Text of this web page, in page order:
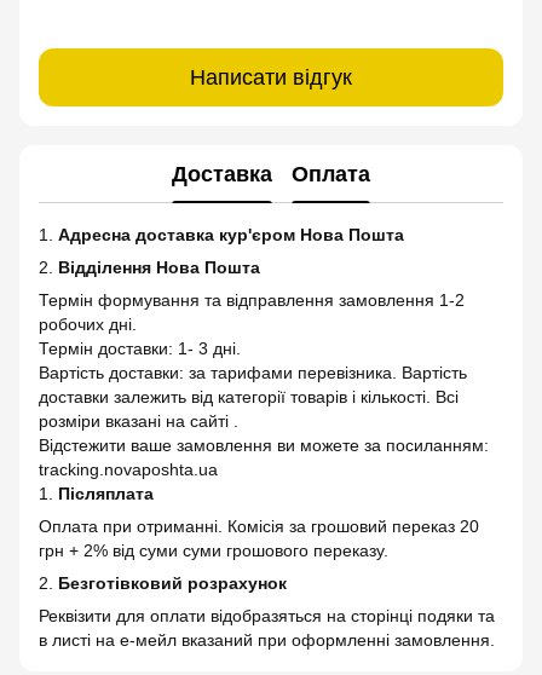
Написати відгук
Доставка Оплата
1. Адресна доставка кур'єром Нова Пошта
2. Відділення Нова Пошта
Термін формування та відправлення замовлення 1-2
робочих дні.
Термін доставки: 1- 3 дні.
Вартість доставки: за тарифами перевізника. Вартість
доставки залежить від категорії товарів і кількості. Всі
розміри вказані на сайті .
Відстежити ваше замовлення ви можете за посиланням:
tracking.novaposhta.ua
1. Післяплата
Оплата при отриманні. Комісія за грошовий переказ 20
грн + 2% від суми суми грошового переказу.
2. Безготівковий розрахунок
Реквізити для оплати відобразяться на сторінці подяки та
в листі на е-мейл вказаний при оформленні замовлення.